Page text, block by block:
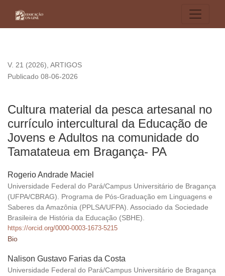
V. 21 (2026), ARTIGOS
Cultura material da pesca artesanal no
currículo intercultural da Educação de
Jovens e Adultos na comunidade do
Tamatateua em Bragança- PA
Publicado 08-06-2026
Rogerio Andrade Maciel
Universidade Federal do Pará/Campus Universitário de Bragança
(UFPA/CBRAG). Programa de Pós-Graduação em Linguagens e
Saberes da Amazônia (PPLSA/UFPA). Associado da Sociedade
Brasileira de História da Educação (SBHE).
https://orcid.org/0000-0003-1673-5215
Bio
Nalison Gustavo Farias da Costa
Universidade Federal do Pará/Campus Universitário de Bragança